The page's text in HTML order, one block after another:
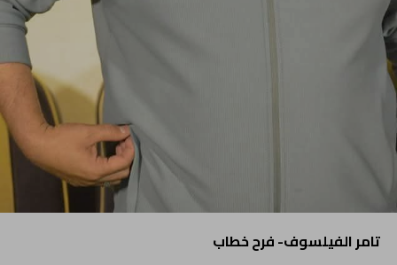
تامر الفيلسوف- فرح خطاب